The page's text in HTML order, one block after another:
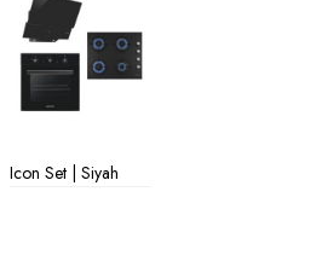
Icon Set | Siyah